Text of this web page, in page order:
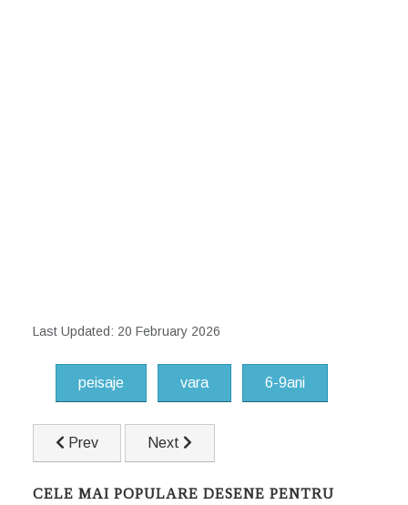
Last Updated: 20 February 2026
peisaje vara 6-9ani
Previous article: Pepene
Prev Next article: Peisaj de toamna
Next
CELE MAI POPULARE DESENE PENTRU